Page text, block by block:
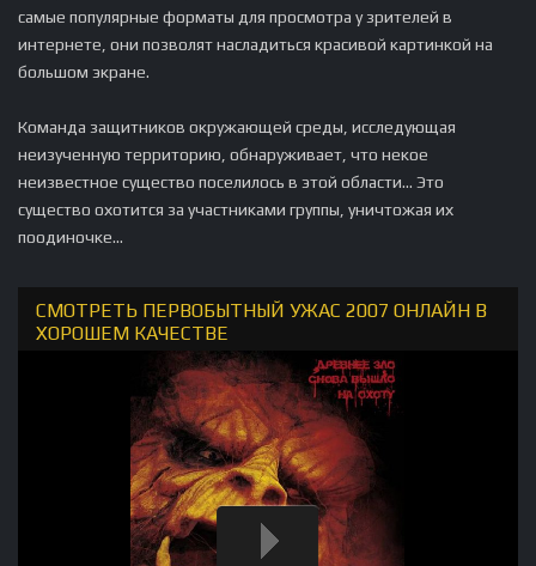
самые популярные форматы для просмотра у зрителей в
интернете, они позволят насладиться красивой картинкой на
большом экране.
Команда защитников окружающей среды, исследующая
неизученную территорию, обнаруживает, что некое
неизвестное существо поселилось в этой области… Это
существо охотится за участниками группы, уничтожая их
поодиночке…
СМОТРЕТЬ ПЕРВОБЫТНЫЙ УЖАС 2007 ОНЛАЙН В
ХОРОШЕМ КАЧЕСТВЕ